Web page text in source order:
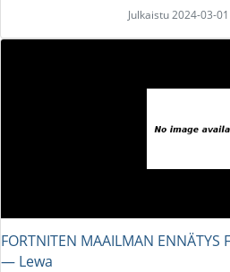
Julkaistu 2024-03-
FORTNITEN MAAILMAN ENNÄTYS
― Lewa